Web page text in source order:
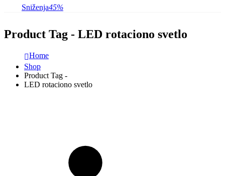
Sniženja45%
Product Tag - LED rotaciono svetlo
Home
Shop
Product Tag -
LED rotaciono svetlo